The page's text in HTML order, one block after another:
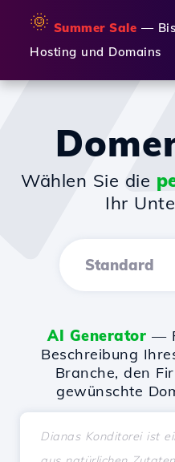
🌞 Summer Sale —
Hosting und Domains
Wählen Sie die
Ihr
Standard
AI Generator —
Beschreibung
Branche, den
gewünschte